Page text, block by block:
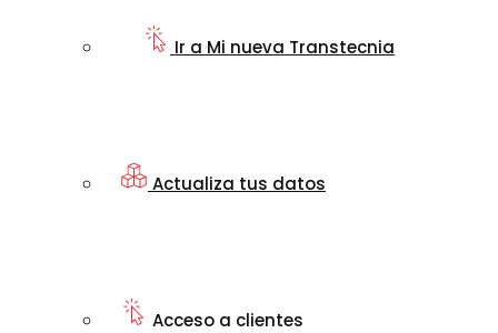
Ir a Mi nueva Transtecnia
Actualiza tus datos
Acceso a clientes